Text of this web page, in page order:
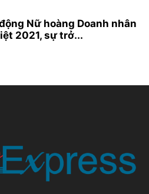
Nữ hoàng Doanh nhân
2021, sự trở...